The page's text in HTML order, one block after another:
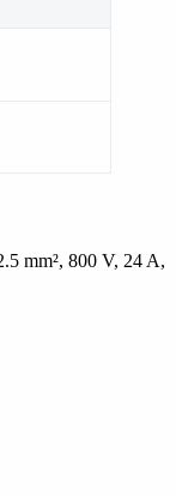
mm², 800 V, 24 A,